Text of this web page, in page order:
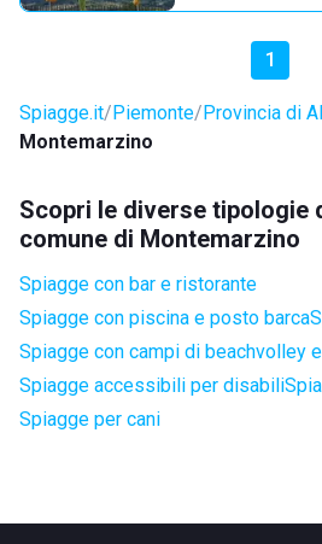
1
Spiagge.it Piemonte Provincia di
Montemarzino
Scopri le diverse tipologie
comune di Montemarzino
Spiagge con bar e ristorante
Spiagge con piscina e posto barca
Spiagge con campi di beachvolley
Spiagge accessibili per disabili
Spiagge per cani